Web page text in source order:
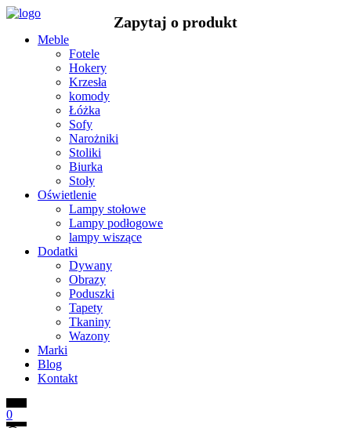
Meble
Fotele
Hokery
Krzesła
komody
Łóżka
Sofy
Narożniki
Stoliki
Biurka
Stoły
Oświetlenie
Lampy stołowe
Lampy podłogowe
lampy wiszące
Dodatki
Dywany
Obrazy
Poduszki
Tapety
Tkaniny
Wazony
Marki
Blog
Kontakt
0